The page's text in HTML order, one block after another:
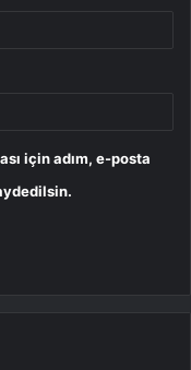
için adım, e-posta